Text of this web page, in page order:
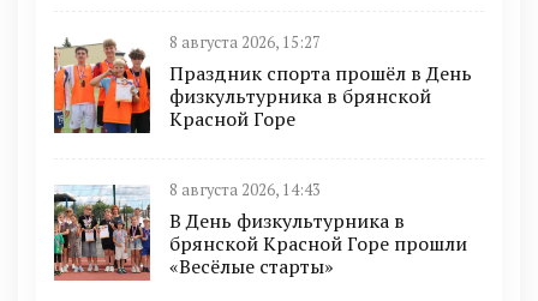
8 августа 2026, 15:27
Праздник спорта прошёл в День
физкультурника в брянской
Красной Горе
8 августа 2026, 14:43
В День физкультурника в
брянской Красной Горе прошли
«Весёлые старты»